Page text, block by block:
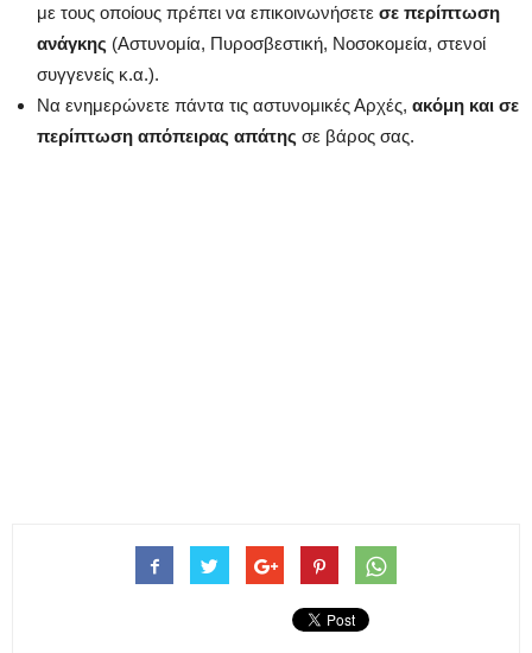
με τους οποίους πρέπει να επικοινωνήσετε σε περίπτωση
ανάγκης (Αστυνομία, Πυροσβεστική, Νοσοκομεία, στενοί
συγγενείς κ.α.).
Να ενημερώνετε πάντα τις αστυνομικές Αρχές, ακόμη και σε
περίπτωση απόπειρας απάτης σε βάρος σας.